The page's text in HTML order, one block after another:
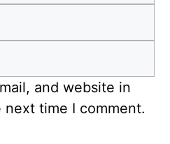
and website in
time I comment.